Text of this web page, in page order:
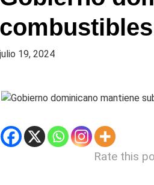
julio 19, 2024
Rate this